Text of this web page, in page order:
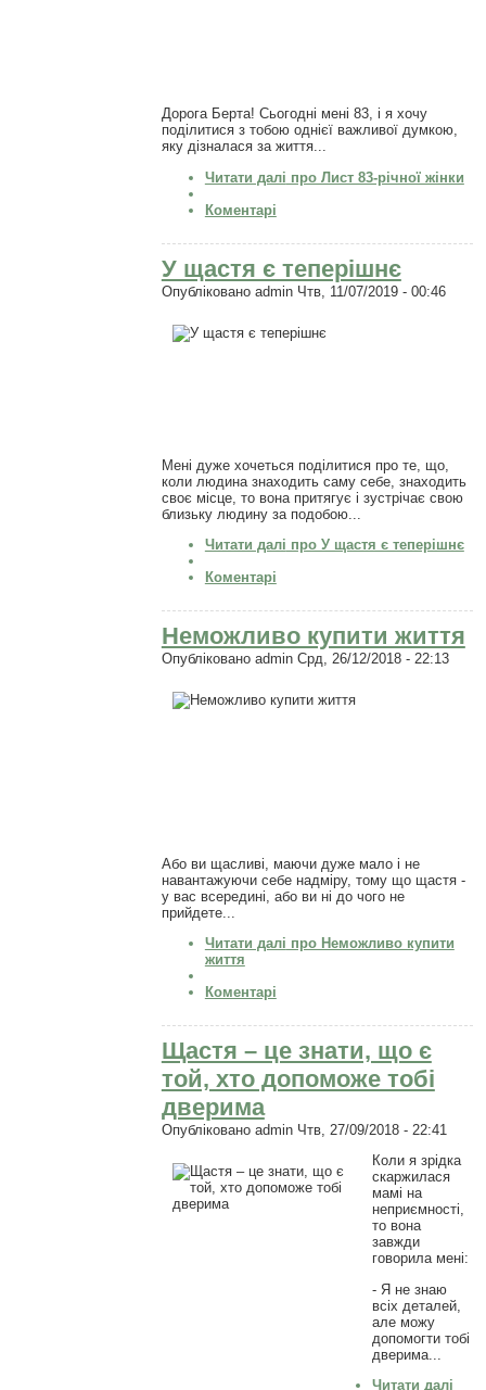
Дорога Берта! Сьогодні мені 83, і я хочу
поділитися з тобою однієї важливої ​​думкою,
яку дізналася за життя...
Читати далі про Лист 83-річної жінки
Коментарі
У щастя є теперішнє
Опубліковано adminЧтв, 11/07/2019 - 00:46
Мені дуже хочеться поділитися про те, що,
коли людина знаходить саму себе, знаходить
своє місце, то вона притягує і зустрічає свою
близьку людину за подобою...
Читати далі про У щастя є теперішнє
Коментарі
Неможливо купити життя
Опубліковано adminСрд, 26/12/2018 - 22:13
Або ви щасливі, маючи дуже мало і не
навантажуючи себе надміру, тому що щастя -
у вас всередині, або ви ні до чого не
прийдете...
Читати далі про Неможливо купити
життя
Коментарі
Щастя – це знати, що є
той, хто допоможе тобі
дверима
Опубліковано adminЧтв, 27/09/2018 - 22:41
Коли я зрідка
скаржилася
мамі на
неприємності,
то вона
завжди
говорила мені:
- Я не знаю
всіх деталей,
але можу
допомогти тобі
дверима...
Читати далі